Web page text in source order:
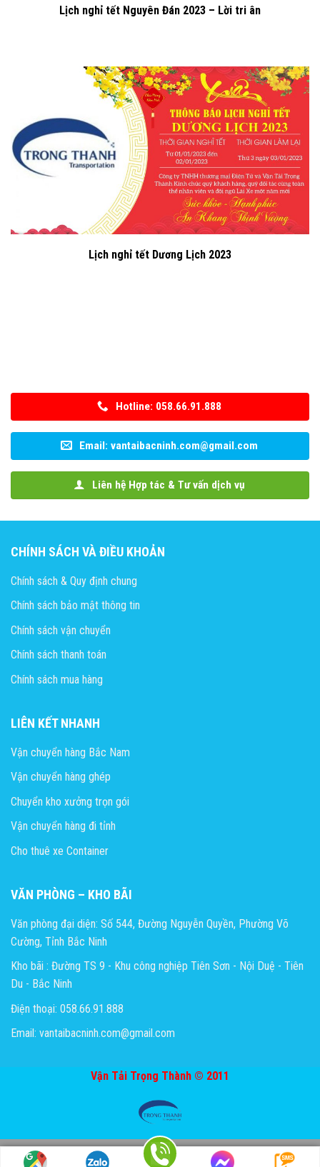
Lịch nghỉ tết Nguyên Đán 2023 – Lời tri ân
Lịch nghỉ tết Dương Lịch 2023
Hotline: 058.66.91.888
Email: vantaibacninh.com@gmail.com
Liên hệ Hợp tác & Tư vấn dịch vụ
CHÍNH SÁCH VÀ ĐIỀU KHOẢN
Chính sách & Quy định chung
Chính sách bảo mật thông tin
Chính sách vận chuyển
Chính sách thanh toán
Chính sách mua hàng
LIÊN KẾT NHANH
Vận chuyển hàng Bắc Nam
Vận chuyển hàng ghép
Chuyển kho xưởng trọn gói
Vận chuyển hàng đi tỉnh
Cho thuê xe Container
VĂN PHÒNG – KHO BÃI
Văn phòng đại diện: Số 544, Đường Nguyễn Quyền, Phường Võ
Cường, Tỉnh Bắc Ninh
Kho bãi : Đường TS 9 - Khu công nghiệp Tiên Sơn - Nội Duệ - Tiên
Du - Bắc Ninh
Điện thoại: 058.66.91.888
Email: vantaibacninh.com@gmail.com
Vận Tải Trọng Thành © 2011